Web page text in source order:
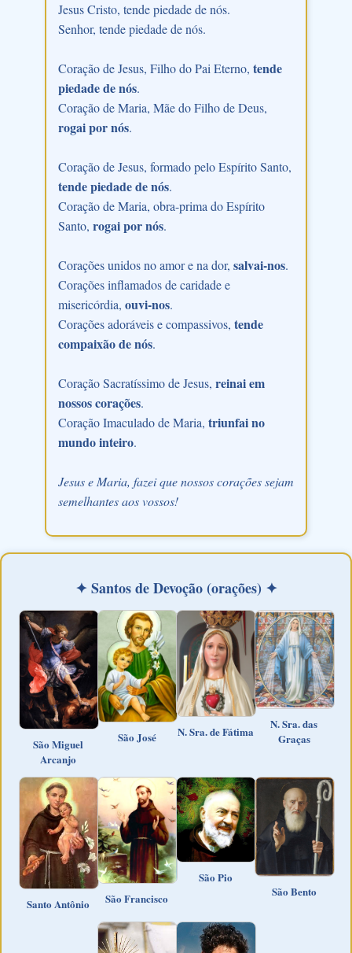
Jesus Cristo, tende piedade de nós.
Senhor, tende piedade de nós.
Coração de Jesus, Filho do Pai Eterno, tende
piedade de nós.
Coração de Maria, Mãe do Filho de Deus,
rogai por nós.
Coração de Jesus, formado pelo Espírito Santo,
tende piedade de nós.
Coração de Maria, obra-prima do Espírito
Santo, rogai por nós.
Corações unidos no amor e na dor, salvai-nos.
Corações inflamados de caridade e
misericórdia, ouvi-nos.
Corações adoráveis e compassivos, tende
compaixão de nós.
Coração Sacratíssimo de Jesus, reinai em
nossos corações.
Coração Imaculado de Maria, triunfai no
mundo inteiro.
Jesus e Maria, fazei que nossos corações sejam
semelhantes aos vossos!
✦ Santos de Devoção (orações) ✦
São Miguel
Arcanjo
São José N. Sra. de Fátima
N. Sra. das
Graças
Santo Antônio São Francisco
São Pio
São Bento